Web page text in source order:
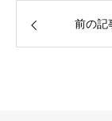
前の記